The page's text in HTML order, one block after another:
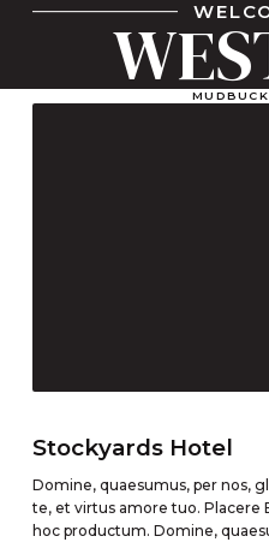
Stockyards Hotel
Domine, quaesumus, per nos,
te, et virtus amore tuo.
hoc productum. Domine,